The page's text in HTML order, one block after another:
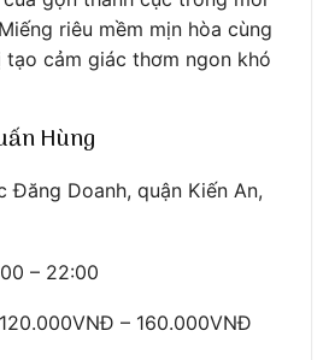
riêu mềm mịn hòa cùng
cảm giác thơm ngon khó
Hùng
Đăng Doanh, quận Kiến An,
– 22:00
120.000VNĐ – 160.000VNĐ